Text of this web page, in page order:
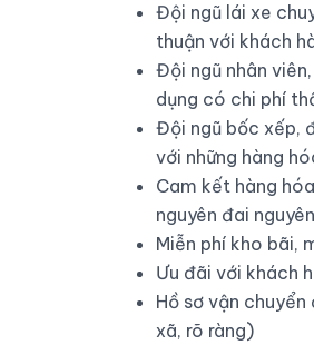
Đội ngũ lái xe
thuận với khách
Đội ngũ nhân
dụng có chi phí
Đội ngũ bốc xếp,
với những hàng
Cam kết hàng
nguyên đai
Miễn phí kho bãi,
Ưu đãi với khách
Hồ sơ vận
xã, rõ ràng)